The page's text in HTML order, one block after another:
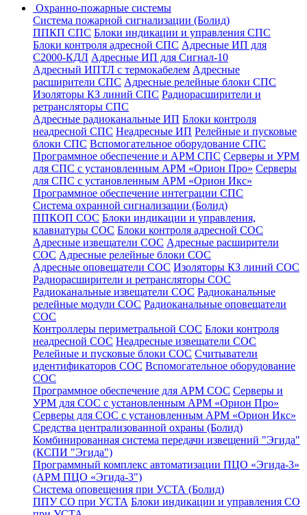
Охранно-пожарные системы
Система пожарной сигнализации (Болид)
ППКП СПС Блоки индикации и управления СПС
Блоки контроля адресной СПС Адресные ИП для
С2000-КДЛ Адресные ИП для Сигнал-10
Адресный ИПТЛ с термокабелем Адресные
расширители СПС Адресные релейные блоки СПС
Изоляторы КЗ линий СПС Радиорасширители и
ретрансляторы СПС
Адресные радиоканальные ИП Блоки контроля
неадресной СПС Неадресные ИП Релейные и пусковые
блоки СПС Вспомогательное оборудование СПС
Программное обеспечение и АРМ СПС Серверы и УРМ
для СПС с установленным АРМ «Орион Про» Серверы
для СПС с установленным АРМ «Орион Икс»
Программное обеспечение интеграции СПС
Система охранной сигнализации (Болид)
ППКОП СОС Блоки индикации и управления,
клавиатуры СОС Блоки контроля адресной СОС
Адресные извещатели СОС Адресные расширители
СОС Адресные релейные блоки СОС
Адресные оповещатели СОС Изоляторы КЗ линий СОС
Радиорасширители и ретрансляторы СОС
Радиоканальные извещатели СОС Радиоканальные
релейные модули СОС Радиоканальные оповещатели
СОС
Контроллеры периметральной СОС Блоки контроля
неадресной СОС Неадресные извещатели СОС
Релейные и пусковые блоки СОС Считыватели
идентификаторов СОС Вспомогательное оборудование
СОС
Программное обеспечение для АРМ СОС Серверы и
УРМ для СОС с установленным АРМ «Орион Про»
Серверы для СОС с установленным АРМ «Орион Икс»
Средства централизованной охраны (Болид)
Комбинированная система передачи извещений "Эгида"
(КСПИ "Эгида")
Программный комплекс автоматизации ПЦО «Эгида-3»
(АРМ ПЦО «Эгида-3")
Система оповещения при УСТА (Болид)
ППУ СО при УСТА Блоки индикации и управления СО